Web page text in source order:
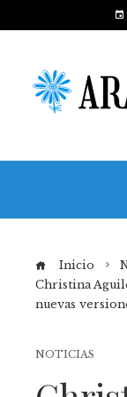
Inicio
Christina
nuevas
NOTICIAS